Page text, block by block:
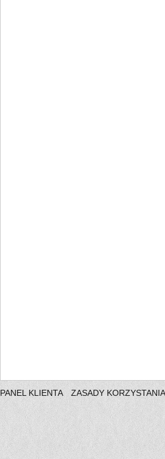
PANEL KLIENTA ZASADY KORZYSTANIA